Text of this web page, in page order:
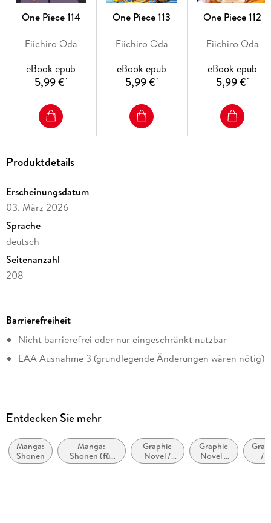
- diverse Videospiele
- ab 10 Jahren
Dies ist Band 111 der Serie.
One Piece 114
Eiichiro Oda
eBook epub
5,99 €*
One Piece 113
Eiichiro Oda
eBook epub
5,99 €*
One Piece 112
Eiichiro Oda
eBook epub
5,99 €*
Produktdetails
Erscheinungsdatum
03. März 2026
Sprache
deutsch
Seitenanzahl
208
Altersempfehlung
von 10 bis 99 Jahren
Reihe
Eiichiro Oda
Antje Bockel
Verlag/Hersteller
Barrierefreiheit
Nicht barrierefrei oder nur eingeschränkt nutzbar
EAA Ausnahme 3 (grundlegende Änderungen wären nötig)
Entdecken Sie mehr
Manga:
Shonen
Manga:
Shonen (für
Jungen im
Graphic
Novel /
Comic /
Graphic
Novel /
Comic /
/